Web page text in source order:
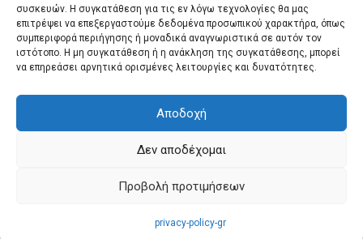
συσκευών. Η συγκατάθεση για τις εν λόγω τεχνολογίες θα μας
επιτρέψει να επεξεργαστούμε δεδομένα προσωπικού χαρακτήρα, όπως
συμπεριφορά περιήγησης ή μοναδικά αναγνωριστικά σε αυτόν τον
ιστότοπο. Η μη συγκατάθεση ή η ανάκληση της συγκατάθεσης, μπορεί
να επηρεάσει αρνητικά ορισμένες λειτουργίες και δυνατότητες.
Αποδοχή
Δεν αποδέχομαι
Προβολή προτιμήσεων
privacy-policy-gr
Η Ιταλία αρνείται το
αίτημα της Ισπανίας να
περιορισμούς μετά την...
ΑΘΛΗΤΙΚΑ
Το Ελεγκτικό Συνέδριο
ακύρωσε το διαγωνισμό
ΣΕΦ – Προς νέα...